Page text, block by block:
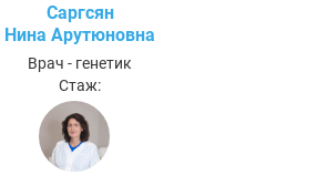
Саргсян
Нина Арутюновна
Врач - генетик
Стаж: